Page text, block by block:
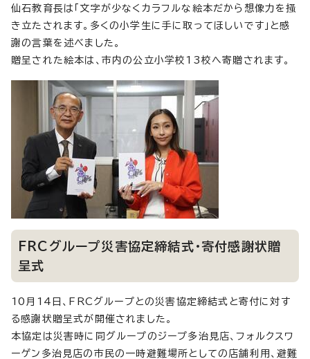
仙石教育長は「文字が少なくカラフルな絵本だから想像力を掻
き立たされます。多くの小学生に手に取ってほしいです」と感
謝の言葉を述べました。
贈呈された絵本は、市内の公立小学校13校へ寄贈されます。
FRCグループ災害協定締結式・寄付感謝状贈
呈式
10月14日、FRCグループとの災害協定締結式と寄付に対す
る感謝状贈呈式が開催されました。
本協定は災害時に同グループのジープ多治見店、フォルクスワ
ーゲン多治見店の市民の一時避難場所としての店舗利用、避難